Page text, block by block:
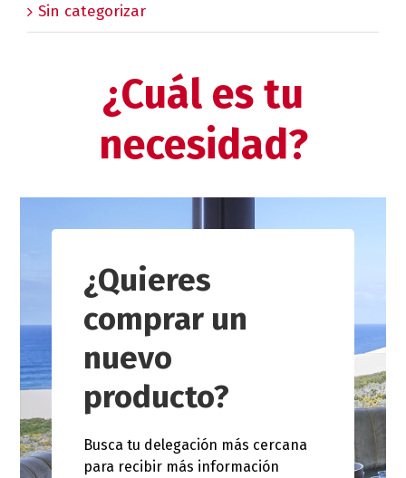
Sin categorizar
¿Cuál es tu
necesidad?
¿Quieres
comprar un
nuevo
producto?
Busca tu delegación más cercana
para recibir más información